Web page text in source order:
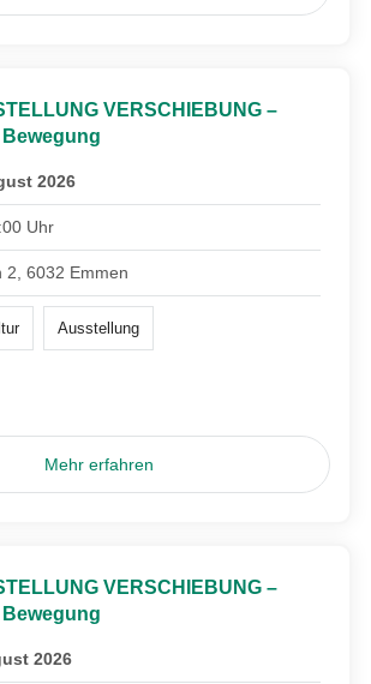
VERSCHIEBUNG –
2026
Uhr
2, 6032 Emmen
Ausstellung
Mehr erfahren
VERSCHIEBUNG –
2026